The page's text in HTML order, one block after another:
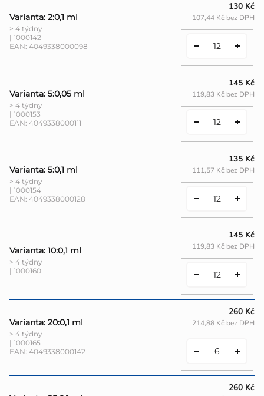
Varianta: 2:0,1 ml
> 4 týdny
| 1000142
EAN: 4049338000098
130 Kč
107,44 Kč bez DPH
Varianta: 5:0,05 ml
> 4 týdny
| 1000153
EAN: 4049338000111
145 Kč
119,83 Kč bez DPH
Varianta: 5:0,1 ml
> 4 týdny
| 1000154
EAN: 4049338000128
135 Kč
111,57 Kč bez DPH
Varianta: 10:0,1 ml
> 4 týdny
| 1000160
145 Kč
119,83 Kč bez DPH
Varianta: 20:0,1 ml
> 4 týdny
| 1000165
EAN: 4049338000142
260 Kč
214,88 Kč bez DPH
260 Kč